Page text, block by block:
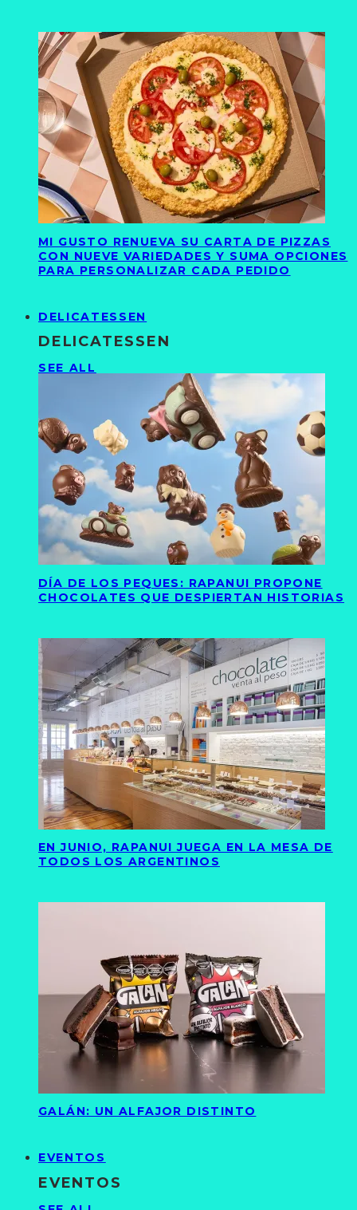
MI GUSTO RENUEVA SU CARTA DE PIZZAS
CON NUEVE VARIEDADES Y SUMA OPCIONES
PARA PERSONALIZAR CADA PEDIDO
DELICATESSEN
DELICATESSEN
SEE ALL
DÍA DE LOS PEQUES: RAPANUI PROPONE
CHOCOLATES QUE DESPIERTAN HISTORIAS
EN JUNIO, RAPANUI JUEGA EN LA MESA DE
TODOS LOS ARGENTINOS
GALÁN: UN ALFAJOR DISTINTO
EVENTOS
EVENTOS